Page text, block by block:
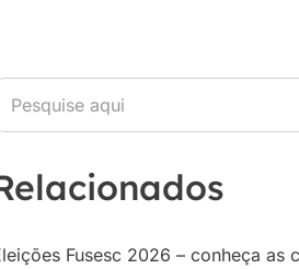
Fusesc 2026 – conheça as